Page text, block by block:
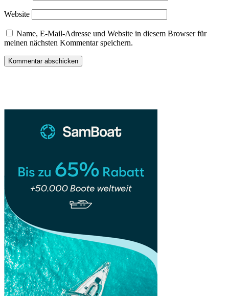
Website
Name, E-Mail-Adresse und Website in diesem Browser für
meinen nächsten Kommentar speichern.